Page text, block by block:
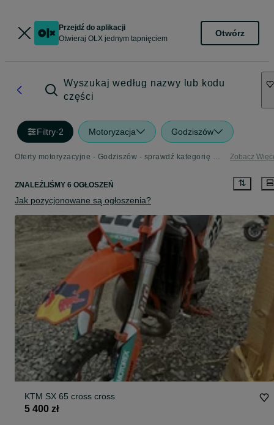
Przejdź do aplikacji
Otwieraj OLX jednym tapnięciem
Otwórz
Wyszukaj według nazwy lub kodu
części
Filtry·2 Motoryzacja Godziszów
Oferty motoryzacyjne - Godziszów - sprawdź kategorię Motoryzacja Zobacz
ZNALEŹLIŚMY 6 OGŁOSZEŃ
Jak pozycjonowane są ogłoszenia?
KTM SX 65 cross cross
5 400 zł